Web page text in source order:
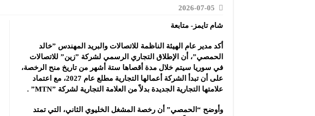
2026-07-05
شام تايمز- متابعة
أكد مدير عام الهيئة الناظمة للاتصالات والبريد المهندس ‏”خالد
الحمصي”، أن ‏الإطلاق التجاري الرسمي لشركة ‌‏”زين” للاتصالات
في سوريا سيتم خلال ‏مدة أقصاها ستة ‏أشهر من تاريخ منح الرخصة،
على أن تبدأ الشركة ‏أعمالها ‏التجارية مطلع عام 2027، مع اعتماد
علامتها ‏التجارية الجديدة بدلاً من ‏العلامة التجارية لشركة ‎ ‎”MTN”‎.
وأوضح “الحمصي” أن ‏رخصة المشغل ‏الخليوي الثاني، التي تمتد